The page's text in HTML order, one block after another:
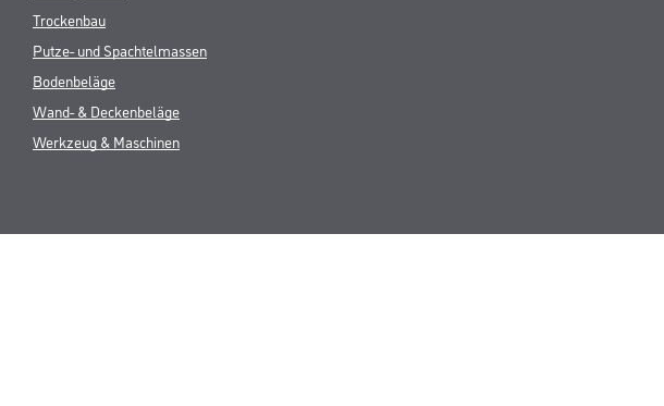
Trockenbau
Putze- und Spachtelmassen
Bodenbeläge
Wand- & Deckenbeläge
Werkzeug & Maschinen